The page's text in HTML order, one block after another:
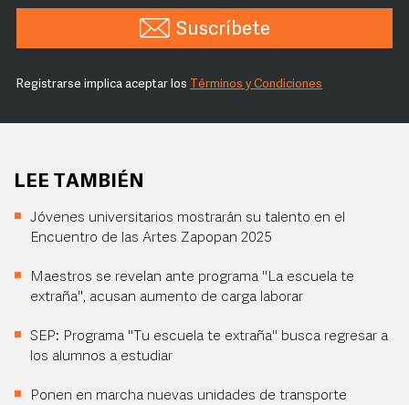
Suscríbete
Registrarse implica aceptar los Términos y Condiciones
LEE TAMBIÉN
Jóvenes universitarios mostrarán su talento en el
Encuentro de las Artes Zapopan 2025
Maestros se revelan ante programa "La escuela te
extraña", acusan aumento de carga laborar
SEP: Programa "Tu escuela te extraña" busca regresar a
los alumnos a estudiar
Ponen en marcha nuevas unidades de transporte